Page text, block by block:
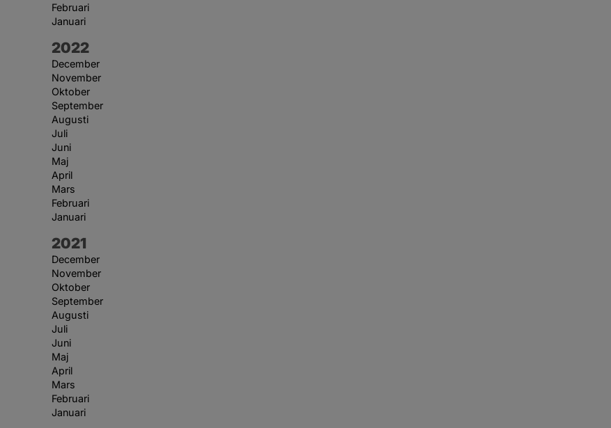
Februari
Januari
År:
2022
December
November
Oktober
September
Augusti
Juli
Juni
Maj
April
Mars
Februari
Januari
År:
2021
December
November
Oktober
September
Augusti
Juli
Juni
Maj
April
Mars
Februari
Januari